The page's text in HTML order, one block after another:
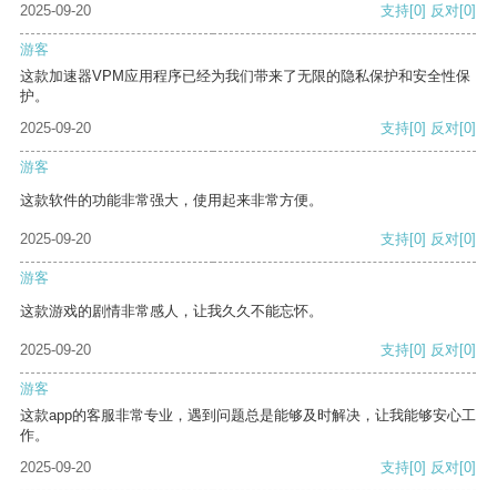
2025-09-20
支持[0] 反对[0]
游客
这款加速器VPM应用程序已经为我们带来了无限的隐私保护和安全性保
护。
2025-09-20
支持[0] 反对[0]
游客
这款软件的功能非常强大，使用起来非常方便。
2025-09-20 支持[0] 反对[0]
游客
这款游戏的剧情非常感人，让我久久不能忘怀。
2025-09-20 支持[0] 反对[0]
游客
这款app的客服非常专业，遇到问题总是能够及时解决，让我能够安心工
作。
2025-09-20
支持[0] 反对[0]